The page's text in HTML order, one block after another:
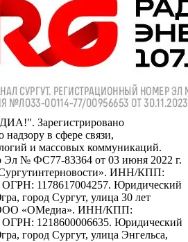
Зарегистрировано
в сфере связи,
и массовых коммуникаций.
Эл № ФС77-83364 от 03 июня 2022 г.
ИНН/КПП:
ОГРН: 1178617004257. Юридический
город Сургут, улица 30 лет
ООО «ОМедиа». ИНН/КПП:
ОГРН: 1218600006635. Юридический
город Сургут, улица Энгельса,